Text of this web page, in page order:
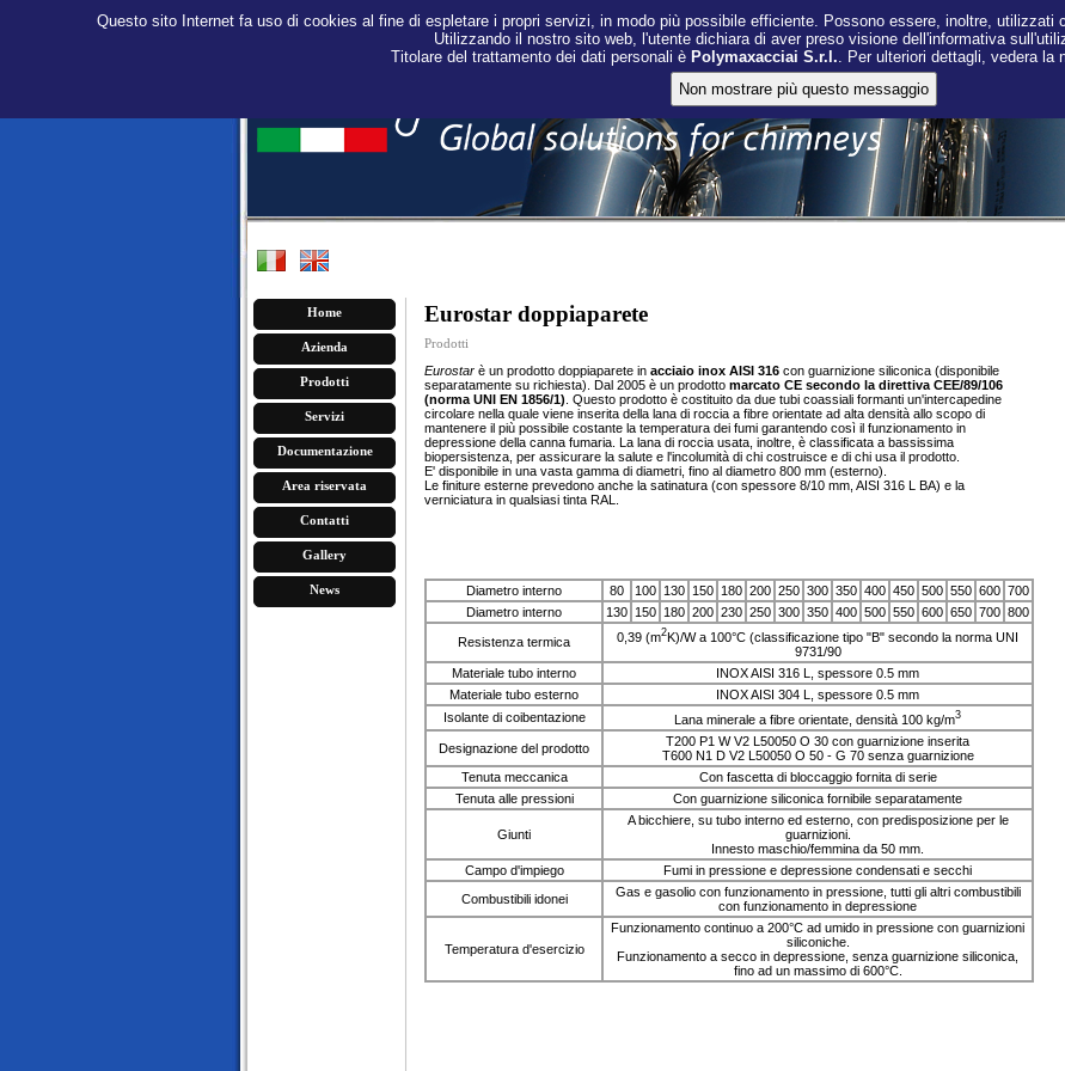
Home
Azienda
Prodotti
Servizi
Documentazione
Area riservata
Contatti
Gallery
News
Eurostar doppiaparete
Prodotti
Eurostar è un prodotto doppiaparete in acciaio inox AISI 316 con guarnizione siliconica (disponibile
separatamente su richiesta). Dal 2005 è un prodotto marcato CE secondo la direttiva CEE/89/106
(norma UNI EN 1856/1) . Questo prodotto è costituito da due tubi coassiali formanti un'intercapedine
circolare nella quale viene inserita della lana di roccia a fibre orientate ad alta densità allo scopo di
mantenere il più possibile costante la temperatura dei fumi garantendo così il funzionamento in
depressione della canna fumaria. La lana di roccia usata, inoltre, è classificata a bassissima
biopersistenza, per assicurare la salute e l'incolumità di chi costruisce e di chi usa il prodotto.
E' disponibile in una vasta gamma di diametri, fino al diametro 800 mm (esterno).
Le finiture esterne prevedono anche la satinatura (con spessore 8/10 mm, AISI 316 L BA) e la
verniciatura in qualsiasi tinta RAL.
Diametro interno 80 100 130 150 180 200 250 300 350 400 450 500 550 600 700
Diametro interno
130 150 180 200 230 250 300 350 400 500 550 600 650 700 800
Resistenza termica 0,39 (m2K)/W a 100°C (classificazione tipo "B" secondo la norma UNI
9731/90
Materiale tubo interno
INOX AISI 316 L, spessore 0.5 mm
Materiale tubo esterno
INOX AISI 304 L, spessore 0.5 mm
Isolante di coibentazione
Lana minerale a fibre orientate, densità 100 kg/m3
Designazione del prodotto
T200 P1 W V2 L50050 O 30 con guarnizione inserita
T600 N1 D V2 L50050 O 50 - G 70 senza guarnizione
Tenuta meccanica
Con fascetta di bloccaggio fornita di serie
Tenuta alle pressioni
Con guarnizione siliconica fornibile separatamente
Giunti
A bicchiere, su tubo interno ed esterno, con predisposizione per le
guarnizioni.
Innesto maschio/femmina da 50 mm.
Campo d'impiego
Fumi in pressione e depressione condensati e secchi
Combustibili idonei
Gas e gasolio con funzionamento in pressione, tutti gli altri combustibili
con funzionamento in depressione
Temperatura d'esercizio
Funzionamento continuo a 200°C ad umido in pressione con guarnizioni
siliconiche.
Funzionamento a secco in depressione, senza guarnizione siliconica,
fino ad un massimo di 600°C.
Questo sito Internet fa uso di cookies al fine di espletare i propri servizi, in modo più possibile efficiente. Possono essere, inoltre,
Utilizzando il nostro sito web, l'utente dichiara di aver preso visione dell'informativa
Titolare del trattamento dei dati personali è Polymaxacciai S.r.l.. Per ulteriori dettagli, vedera la